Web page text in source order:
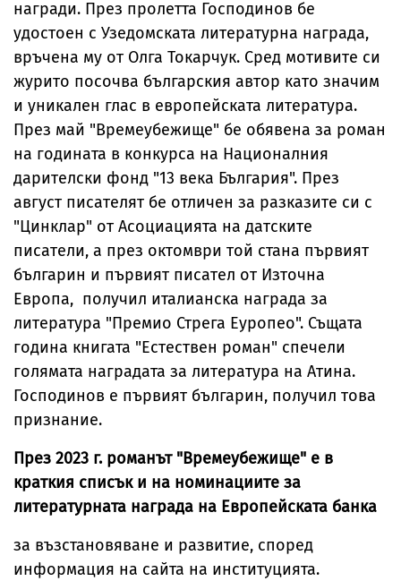
награди. През пролетта Господинов бе
удостоен с Узедомската литературна награда,
връчена му от Олга Токарчук. Сред мотивите си
журито посочва българския автор като значим
и уникален глас в европейската литература.
През май "Времеубежище" бе обявена за роман
на годината в конкурса на Националния
дарителски фонд "13 века България". През
август писателят бе отличен за разказите си с
"Цинклар" от Асоциацията на датските
писатели, а през октомври той стана първият
българин и първият писател от Източна
Европа, получил италианска награда за
литература "Премио Стрега Еуропео". Същата
година книгата "Естествен роман" спечели
голямата наградата за литература на Атина.
Господинов е първият българин, получил това
признание.
През 2023 г. романът "Времеубежище" е в
краткия списък и на номинациите за
литературната награда на Европейската банка
за възстановяване и развитие, според
информация на сайта на институцията.